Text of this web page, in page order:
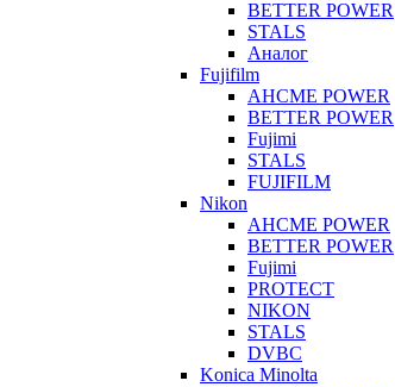
BETTER POWER
STALS
Аналог
Fujifilm
AHCME POWER
BETTER POWER
Fujimi
STALS
FUJIFILM
Nikon
AHCME POWER
BETTER POWER
Fujimi
PROTECT
NIKON
STALS
DVBC
Konica Minolta